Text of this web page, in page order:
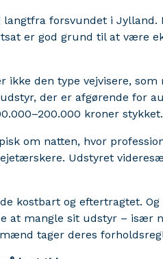
langtfra forsvundet i
er god grund til at være
ikke den type vejvisere,
der er afgørende for
kroner stykket.
om natten, hvor
Udstyret
kostbart og eftertragtet.
at mangle sit udstyr – især
tager deres